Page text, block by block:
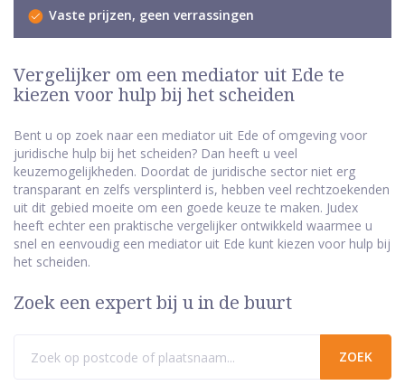
Vaste prijzen, geen verrassingen
Vergelijker om een mediator uit Ede te
kiezen voor hulp bij het scheiden
Bent u op zoek naar een mediator uit Ede of omgeving voor
juridische hulp bij het scheiden? Dan heeft u veel
keuzemogelijkheden. Doordat de juridische sector niet erg
transparant en zelfs versplinterd is, hebben veel rechtzoekenden
uit dit gebied moeite om een goede keuze te maken. Judex
heeft echter een praktische vergelijker ontwikkeld waarmee u
snel en eenvoudig een mediator uit Ede kunt kiezen voor hulp bij
het scheiden.
Zoek een expert bij u in de buurt